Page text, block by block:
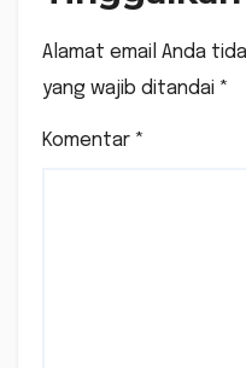
Alamat email Anda
yang wajib ditandai *
Komentar *